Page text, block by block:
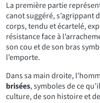
La première partie
canot suggéré, s’agrippant
corps, tendu et écartelé,
résistance face à
son cou et de son bras
l’emporte.
Dans sa main droite,
brisées, symboles de ce
culture, de son histoire et